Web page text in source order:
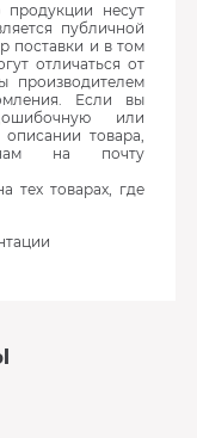
несут
публичной
поставки и в том
отличаться от
производителем
Если вы
или
товара,
на почту
тех товарах, где